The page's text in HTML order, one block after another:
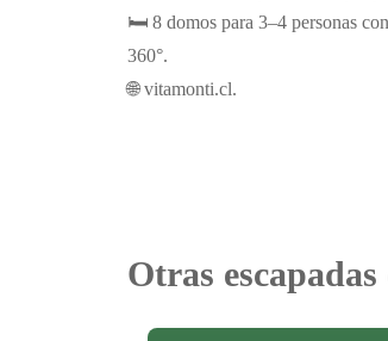
🛏️ 8 domos para 3–4 personas
360°.
🌐 vitamonti.cl.
Otras